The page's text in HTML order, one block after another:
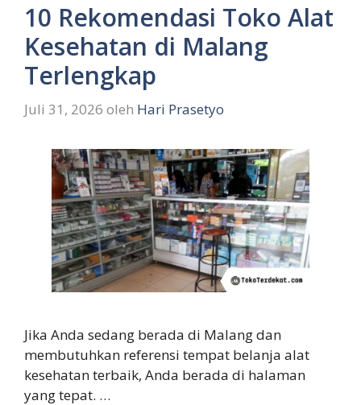
10 Rekomendasi Toko Alat
Kesehatan di Malang
Terlengkap
Juli 31, 2026 oleh Hari Prasetyo
Jika Anda sedang berada di Malang dan
membutuhkan referensi tempat belanja alat
kesehatan terbaik, Anda berada di halaman
yang tepat. …